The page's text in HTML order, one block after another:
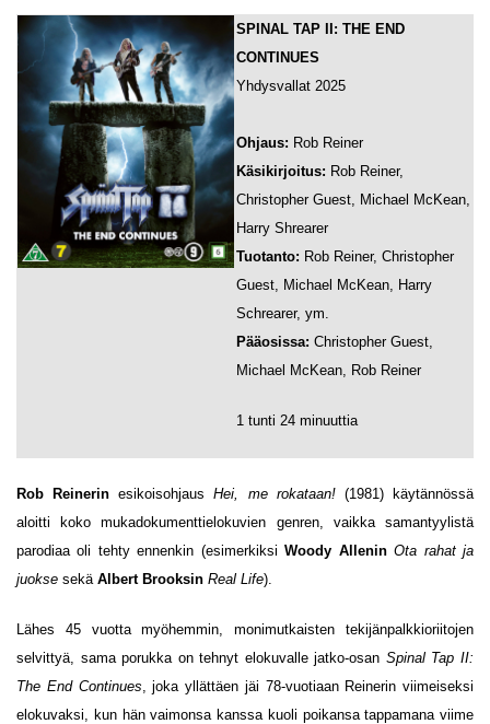
SPINAL TAP II: THE END
CONTINUES
Yhdysvallat 2025
Ohjaus: Rob Reiner
Käsikirjoitus: Rob Reiner,
Christopher Guest, Michael McKean,
Harry Shrearer
Tuotanto: Rob Reiner, Christopher
Guest, Michael McKean, Harry
Schrearer, ym.
Pääosissa: Christopher Guest,
Michael McKean, Rob Reiner
1 tunti 24 minuuttia
Rob Reinerin esikoisohjausHei, me rokataan!(1981) käytännössä
aloitti koko mukadokumenttielokuvien genren, vaikka samantyylistä
parodiaa oli tehty ennenkin (esimerkiksiWoody Allenin Ota rahat ja
juokse sekä Albert Brooksin Real Life).
Lähes 45 vuotta myöhemmin, monimutkaisten tekijänpalkkioriitojen
selvittyä, sama porukka on tehnyt elokuvalle jatko-osan Spinal Tap II:
The End Continues, joka yllättäen jäi 78-vuotiaan Reinerin viimeiseksi
elokuvaksi, kun hän vaimonsa kanssa kuoli poikansa tappamana viime